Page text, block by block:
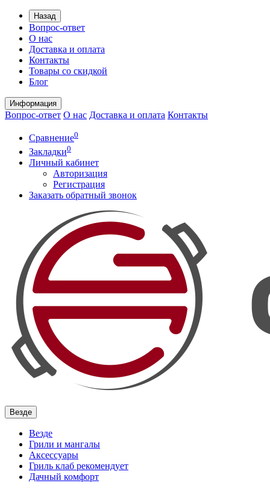
Назад
Вопрос-ответ
О нас
Доставка и оплата
Контакты
Товары со скидкой
Блог
Информация
Вопрос-ответ О нас Доставка и оплата Контакты
Сравнение0
Закладки0
Личный кабинет
Авторизация
Регистрация
Заказать обратный звонок
Везде
Везде
Грили и мангалы
Аксессуары
Гриль клаб рекомендует
Дачный комфорт